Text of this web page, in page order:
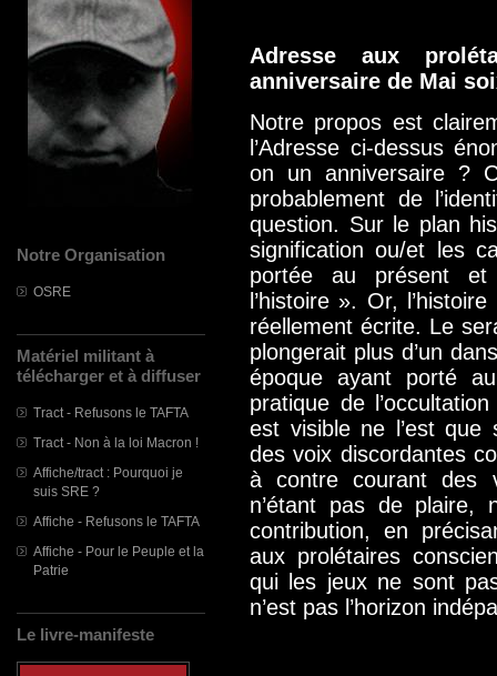
Notre Organisation
OSRE
Matériel militant à
télécharger et à diffuser
Tract - Refusons le TAFTA
Tract - Non à la loi Macron !
Affiche/tract : Pourquoi je
suis SRE ?
Affiche - Refusons le TAFTA
Affiche - Pour le Peuple et la
Patrie
Le livre-manifeste
Adresse aux
anniversaire de Mai
Notre propos est
l’Adresse ci-dessus
on un anniversaire ?
probablement de
question. Sur le plan
signification ou/et les
portée au présent
l’histoire ». Or,
réellement écrite. Le
plongerait plus d’un
époque ayant porté
pratique de
est visible ne l’est que
des voix discordantes
à contre courant des
n’étant pas de plaire,
contribution, en
aux prolétaires
qui les jeux ne sont
n’est pas l’horizon